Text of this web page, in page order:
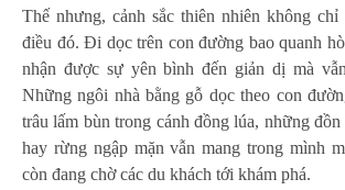
Thế nhưng, cảnh sắc thiên nhiên không
điều đó. Đi dọc trên con đường bao quanh
nhận được sự yên bình đến giản dị mà
Những ngôi nhà bằng gỗ dọc theo con
trâu lấm bùn trong cánh đồng lúa, những đồn
hay rừng ngập mặn vẫn mang trong mình
còn đang chờ các du khách tới khám phá.